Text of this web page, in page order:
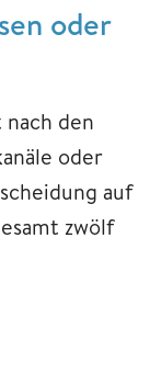
oder
den
oder
auf
zwölf